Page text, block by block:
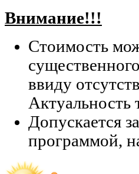
Внимание!!!
Стоимость
ввиду
Актуальность
Допускается
программой,